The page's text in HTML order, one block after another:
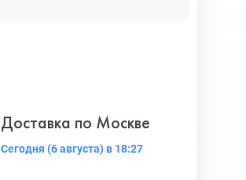
Доставка по Москве
Сегодня (6 августа) в 18:27